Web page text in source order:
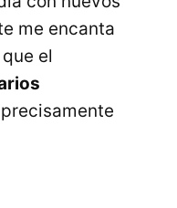
me encanta
el